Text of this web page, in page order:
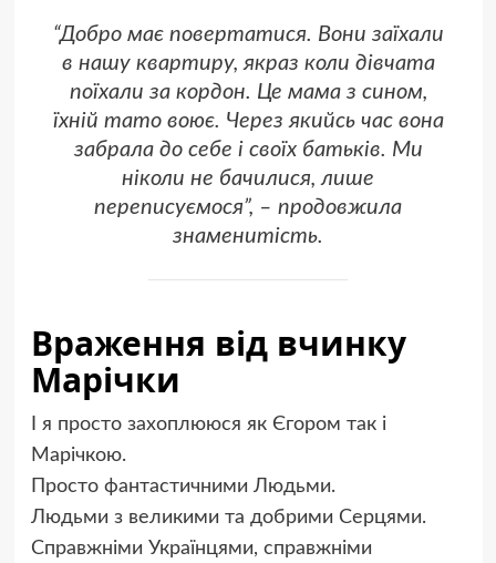
“Добро має повертатися. Вони заїхали
в нашу квартиру, якраз коли дівчата
поїхали за кордон. Це мама з сином,
їхній тато воює. Через якийсь час вона
забрала до себе і своїх батьків. Ми
ніколи не бачилися, лише
переписуємося”, – продовжила
знаменитість.
Враження від вчинку
Марічки
І я просто захоплююся як Єгором так і
Марічкою.
Просто фантастичними Людьми.
Людьми з великими та добрими Серцями.
Справжніми Українцями, справжніми